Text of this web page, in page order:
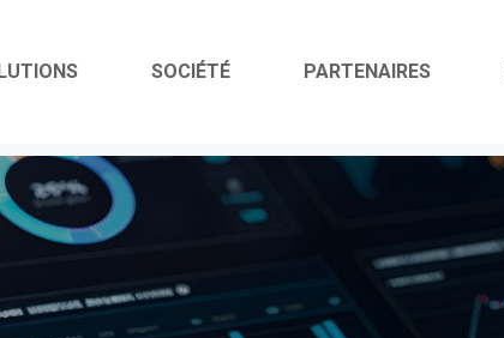
SOCIÉTÉ PARTENAIRES